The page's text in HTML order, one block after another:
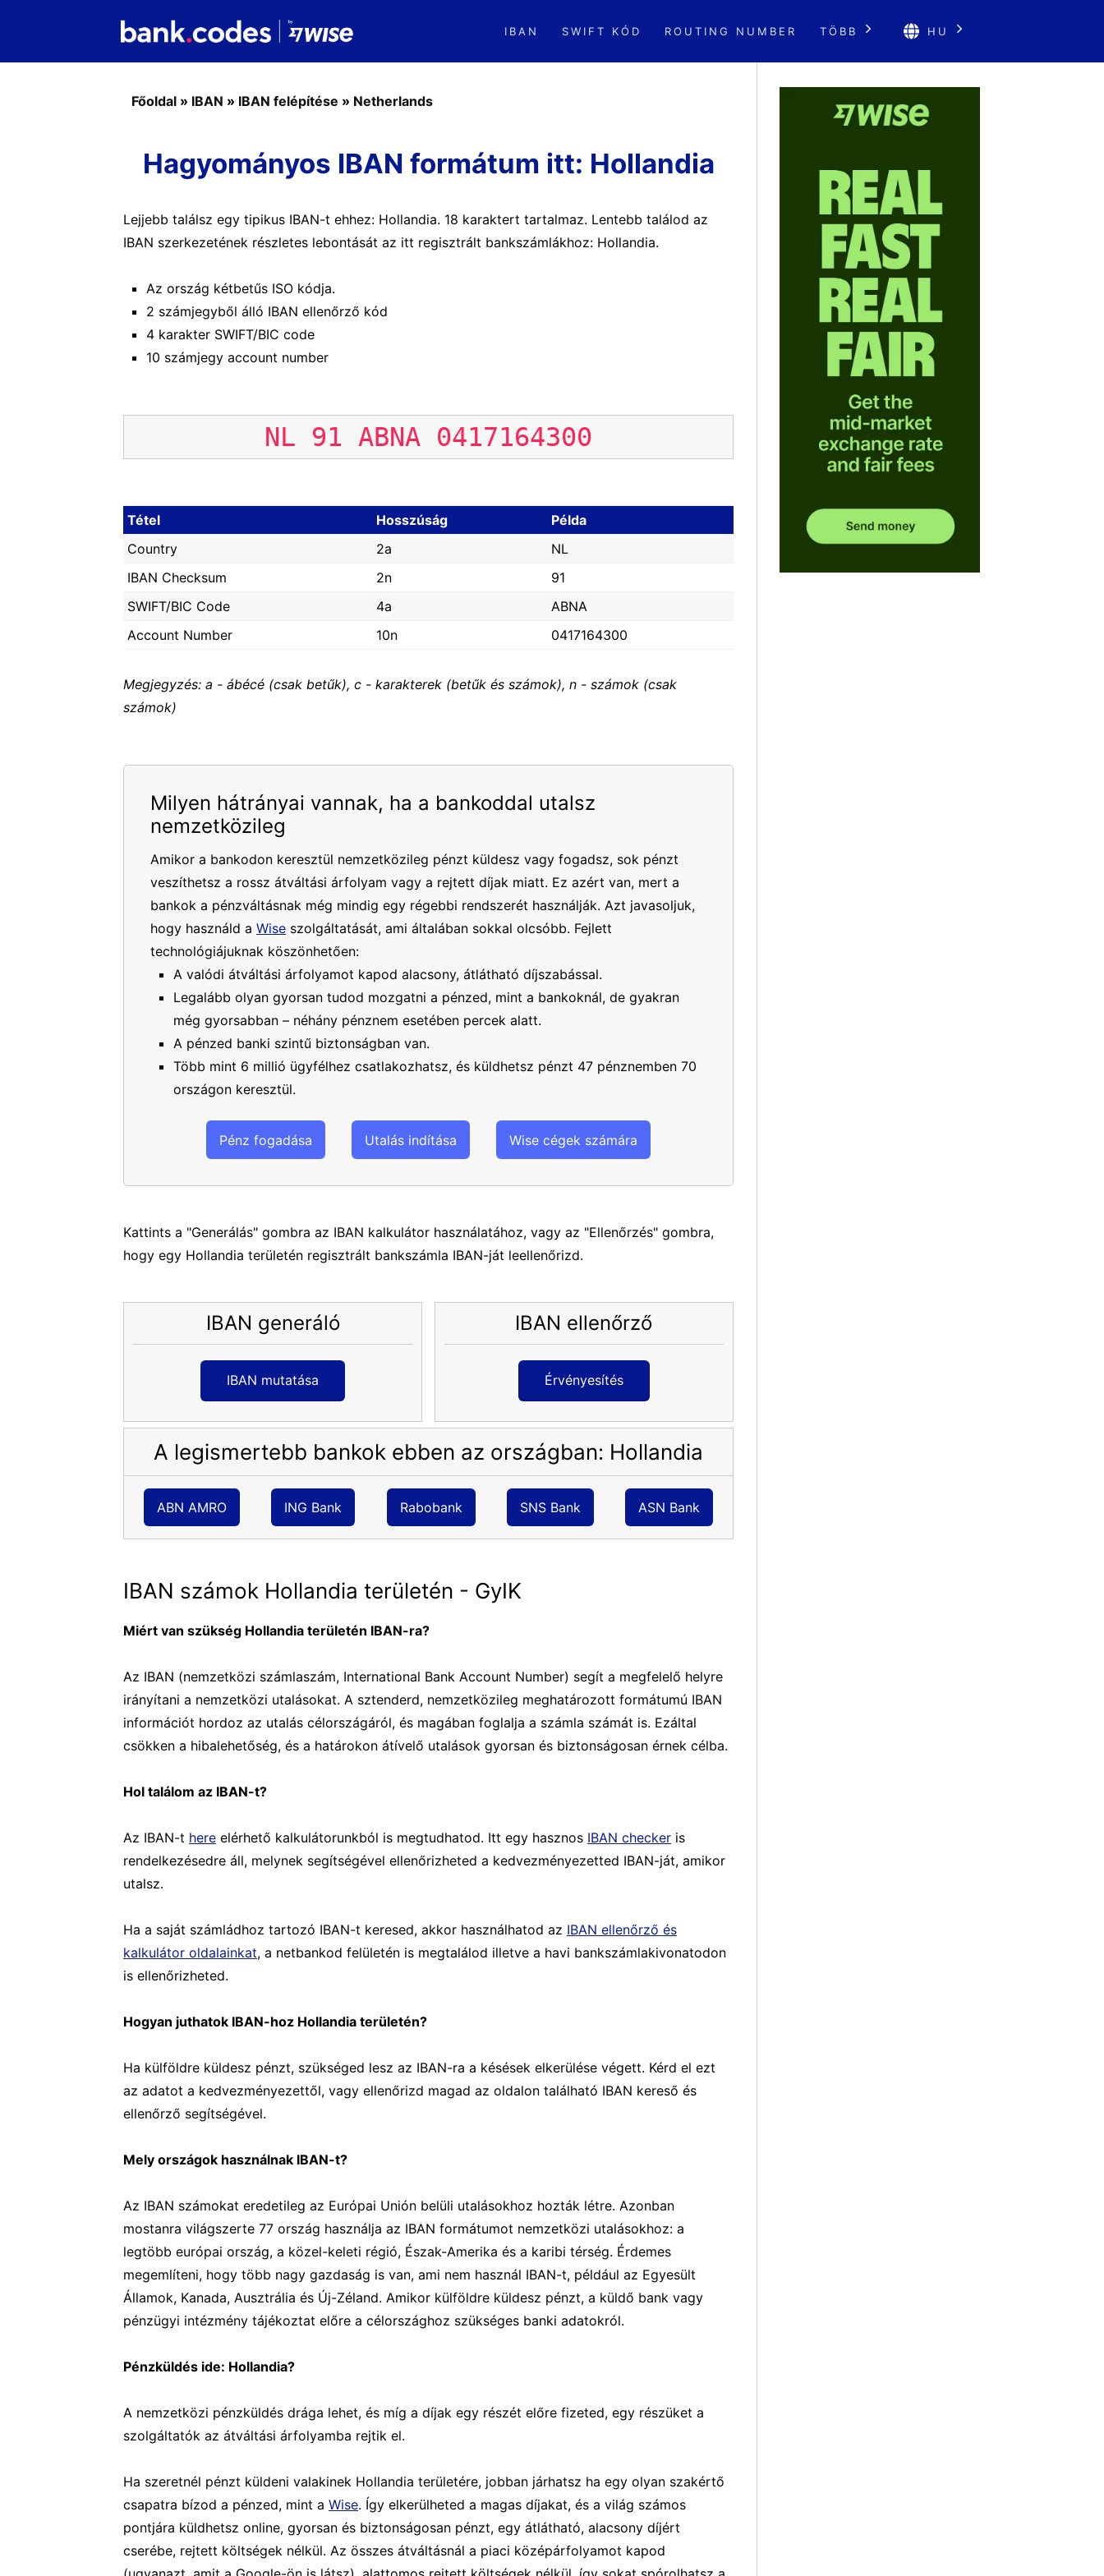
IBAN SWIFT KÓD ROUTING NUMBER TÖBB HU
Főoldal » IBAN » IBAN felépítése » Netherlands
Hagyományos IBAN formátum itt: Hollandia
Lejjebb találsz egy tipikus IBAN-t ehhez: Hollandia. 18 karaktert tartalmaz. Lentebb találod az
IBAN szerkezetének részletes lebontását az itt regisztrált bankszámlákhoz: Hollandia.
Az ország kétbetűs ISO kódja.
2 számjegyből álló IBAN ellenőrző kód
4 karakter SWIFT/BIC code
10 számjegy account number
NL 91 ABNA 0417164300
Tétel Hosszúság
Példa
Country
2a
NL
IBAN Checksum
2n
91
SWIFT/BIC Code
4a
ABNA
Account Number
10n 0417164300
Megjegyzés: a - ábécé (csak betűk), c - karakterek (betűk és számok), n - számok (csak
számok)
Milyen hátrányai vannak, ha a bankoddal utalsz
nemzetközileg
Amikor a bankodon keresztül nemzetközileg pénzt küldesz vagy fogadsz, sok pénzt
veszíthetsz a rossz átváltási árfolyam vagy a rejtett díjak miatt. Ez azért van, mert a
bankok a pénzváltásnak még mindig egy régebbi rendszerét használják. Azt javasoljuk,
hogy használd a Wise szolgáltatását, ami általában sokkal olcsóbb. Fejlett
technológiájuknak köszönhetően:
A valódi átváltási árfolyamot kapod alacsony, átlátható díjszabással.
Legalább olyan gyorsan tudod mozgatni a pénzed, mint a bankoknál, de gyakran
még gyorsabban – néhány pénznem esetében percek alatt.
A pénzed banki szintű biztonságban van.
Több mint 6 millió ügyfélhez csatlakozhatsz, és küldhetsz pénzt 47 pénznemben 70
országon keresztül.
Pénz fogadása Utalás indítása Wise cégek számára
Kattints a "Generálás" gombra az IBAN kalkulátor használatához, vagy az "Ellenőrzés" gombra,
hogy egy Hollandia területén regisztrált bankszámla IBAN-ját leellenőrizd.
IBAN generáló
IBAN mutatása
IBAN ellenőrző
Érvényesítés
A legismertebb bankok ebben az országban: Hollandia
ABN AMRO ING Bank Rabobank SNS Bank ASN Bank
IBAN számok Hollandia területén - GyIK
Miért van szükség Hollandia területén IBAN-ra?
Az IBAN (nemzetközi számlaszám, International Bank Account Number) segít a megfelelő helyre
irányítani a nemzetközi utalásokat. A sztenderd, nemzetközileg meghatározott formátumú IBAN
információt hordoz az utalás célországáról, és magában foglalja a számla számát is. Ezáltal
csökken a hibalehetőség, és a határokon átívelő utalások gyorsan és biztonságosan érnek célba.
Hol találom az IBAN-t?
Az IBAN-t here elérhető kalkulátorunkból is megtudhatod. Itt egy hasznos IBAN checker is
rendelkezésedre áll, melynek segítségével ellenőrizheted a kedvezményezetted IBAN-ját, amikor
utalsz.
Ha a saját számládhoz tartozó IBAN-t keresed, akkor használhatod az IBAN ellenőrző és
kalkulátor oldalainkat, a netbankod felületén is megtalálod illetve a havi bankszámlakivonatodon
is ellenőrizheted.
Hogyan juthatok IBAN-hoz Hollandia területén?
Ha külföldre küldesz pénzt, szükséged lesz az IBAN-ra a késések elkerülése végett. Kérd el ezt
az adatot a kedvezményezettől, vagy ellenőrizd magad az oldalon található IBAN kereső és
ellenőrző segítségével.
Mely országok használnak IBAN-t?
Az IBAN számokat eredetileg az Európai Unión belüli utalásokhoz hozták létre. Azonban
mostanra világszerte 77 ország használja az IBAN formátumot nemzetközi utalásokhoz: a
legtöbb európai ország, a közel-keleti régió, Észak-Amerika és a karibi térség. Érdemes
megemlíteni, hogy több nagy gazdaság is van, ami nem használ IBAN-t, például az Egyesült
Államok, Kanada, Ausztrália és Új-Zéland. Amikor külföldre küldesz pénzt, a küldő bank vagy
pénzügyi intézmény tájékoztat előre a célországhoz szükséges banki adatokról.
Pénzküldés ide: Hollandia?
A nemzetközi pénzküldés drága lehet, és míg a díjak egy részét előre fizeted, egy részüket a
szolgáltatók az átváltási árfolyamba rejtik el.
Ha szeretnél pénzt küldeni valakinek Hollandia területére, jobban járhatsz ha egy olyan szakértő
csapatra bízod a pénzed, mint a Wise. Így elkerülheted a magas díjakat, és a világ számos
pontjára küldhetsz online, gyorsan és biztonságosan pénzt, egy átlátható, alacsony díjért
cserébe, rejtett költségek nélkül. Az összes átváltásnál a piaci középárfolyamot kapod